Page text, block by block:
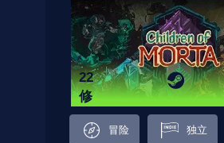
22
修
改
器
冒险 独立